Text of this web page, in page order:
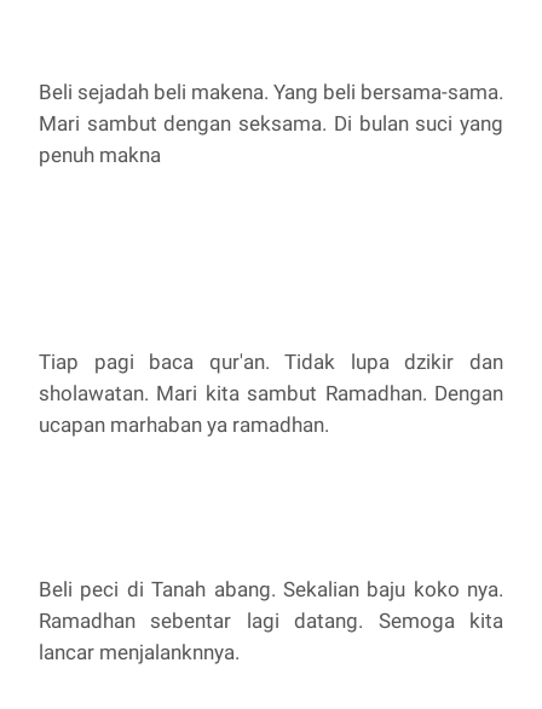
Beli sejadah beli makena. Yang beli bersama-sama.
Mari sambut dengan seksama. Di bulan suci yang
penuh makna
Tiap pagi baca qur'an. Tidak lupa dzikir dan
sholawatan. Mari kita sambut Ramadhan. Dengan
ucapan marhaban ya ramadhan.
Beli peci di Tanah abang. Sekalian baju koko nya.
Ramadhan sebentar lagi datang. Semoga kita
lancar menjalanknnya.